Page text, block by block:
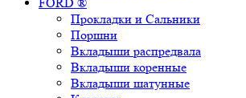
Прокладки и Сальники
Поршни
Вкладыши распредвала
Вкладыши коренные
Вкладыши шатунные